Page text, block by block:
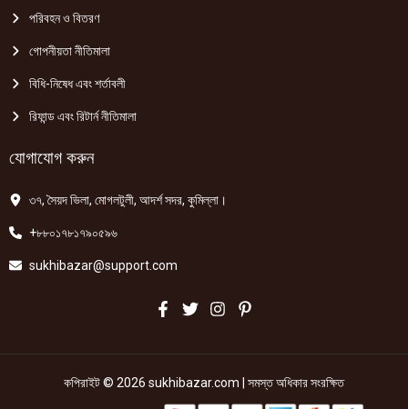
পরিবহন ও বিতরণ
গোপনীয়তা নীতিমালা
বিধি-নিষেধ এবং শর্তাবলী
রিফান্ড এবং রিটার্ন নীতিমালা
যোগাযোগ করুন
৩৭, সৈয়দ ভিলা, মোগলটুলী, আদর্শ সদর, কুমিল্লা।
+৮৮০১৭৮১৭৯০৫৯৬
sukhibazar@support.com
কপিরাইট © 2026 sukhibazar.com | সমস্ত অধিকার সংরক্ষিত